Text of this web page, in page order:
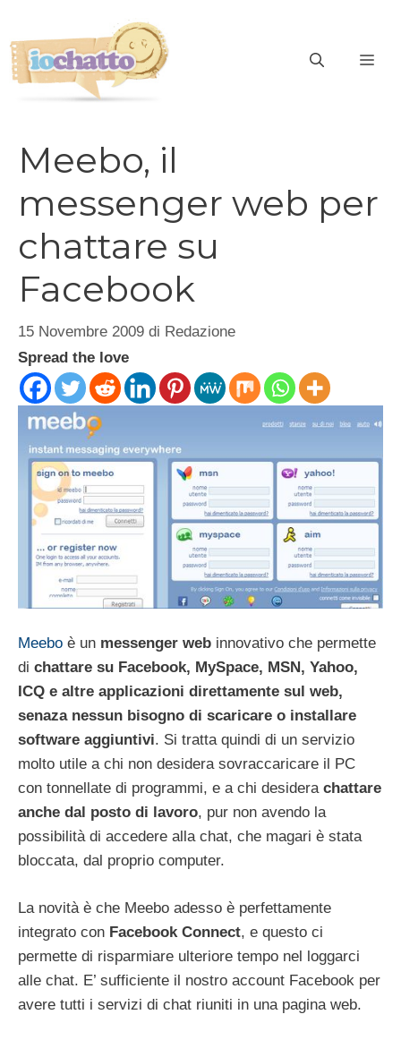
contenuto
Meebo, il
messenger web per
chattare su
Facebook
15 Novembre 2009 di Redazione
Spread the love
Meebo è un messenger web innovativo che permette
di chattare su Facebook, MySpace, MSN, Yahoo,
ICQ e altre applicazioni direttamente sul web,
senaza nessun bisogno di scaricare o installare
software aggiuntivi. Si tratta quindi di un servizio
molto utile a chi non desidera sovraccaricare il PC
con tonnellate di programmi, e a chi desidera chattare
anche dal posto di lavoro, pur non avendo la
possibilità di accedere alla chat, che magari è stata
bloccata, dal proprio computer.
La novità è che Meebo adesso è perfettamente
integrato con Facebook Connect, e questo ci
permette di risparmiare ulteriore tempo nel loggarci
alle chat. E’ sufficiente il nostro account Facebook per
avere tutti i servizi di chat riuniti in una pagina web.